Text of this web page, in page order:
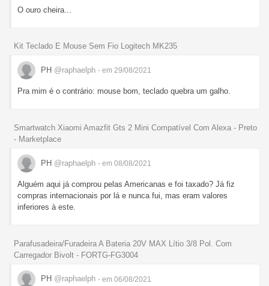
O ouro cheira...
Kit Teclado E Mouse Sem Fio Logitech MK235
PH @raphaelph - em 29/08/2021
Pra mim é o contrário: mouse bom, teclado quebra um galho.
Smartwatch Xiaomi Amazfit Gts 2 Mini Compatível Com Alexa - Preto
- Marketplace
PH @raphaelph - em 08/08/2021
Alguém aqui já comprou pelas Americanas e foi taxado? Já fiz
compras internacionais por lá e nunca fui, mas eram valores
inferiores à este.
Parafusadeira/Furadeira A Bateria 20V MAX Lítio 3/8 Pol. Com
Carregador Bivolt - FORTG-FG3004
PH @raphaelph - em 06/08/2021